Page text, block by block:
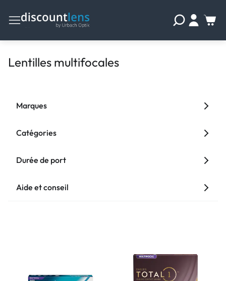
Lentilles multifocales
Marques
Catégories
Durée de port
Aide et conseil